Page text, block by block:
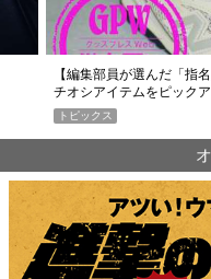
「買って損なし」の極上
AWARD】
トピックス